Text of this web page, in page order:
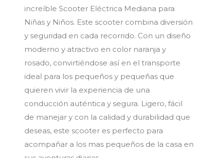
increíble Scooter Eléctrica Mediana para
Niñas y Niños. Este scooter combina diversión
y seguridad en cada recorrido. Con un diseño
moderno y atractivo en color naranja y
rosado, convirtiéndose así en el transporte
ideal para los pequeños y pequeñas que
quieren vivir la experiencia de una
conducción auténtica y segura. Ligero, fácil
de manejar y con la calidad y durabilidad que
deseas, este scooter es perfecto para
acompañar a los mas pequeños de la casa en